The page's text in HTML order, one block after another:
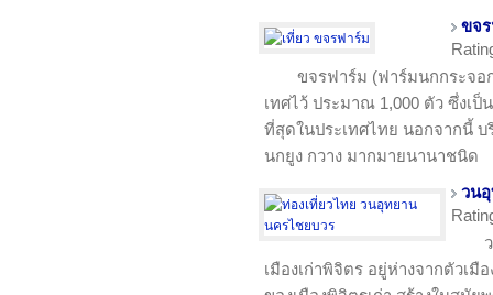
ขจ
ขจรฟาร์ม (ฟาร์มนกกระจอ
เทศไว้ ประมาณ 1,000 ตัว ซึ่งเ
ที่สุดในประเทศไทย นอกจากนี้ บ
นกยูง กวาง มากมายนานาชนิด
วน
เมืองเก่าพิจิตร อยู่ห่างจากตัวเมื